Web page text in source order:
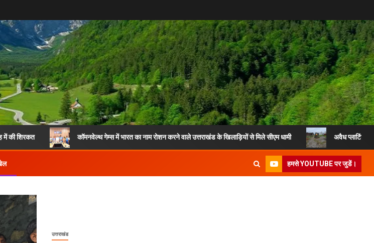
कॉमनवेल्थ गेम्स में भारत का नाम रोशन करने वाले उत्तराखंड के खिलाड़ियों से मिले सीएम धामी अवैध प्लाटिंग और अवैध
हमसे YOUTUBE पर जुडें।
उत्तराखंड